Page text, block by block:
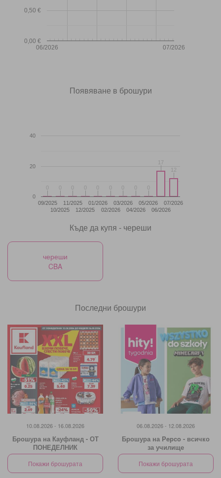
06/2026 07/2026
0,00 €
0,50 €
Появяване в брошури
09/2025
10/2025
11/2025
12/2025
01/2026
02/2026
03/2026
04/2026
05/2026
06/2026
07/2026
0
20
40
00 00 00 00 00 00 00 00 00
17
17
12
12
Къде да купя - череши
череши
CBA
Последни брошури
10.08.2026 - 16.08.2026
Брошура на Кауфланд - ОТ
ПОНЕДЕЛНИК
Покажи брошурата
06.08.2026 - 12.08.2026
Брошура на Pepco - всичко
за училище
Покажи брошурата